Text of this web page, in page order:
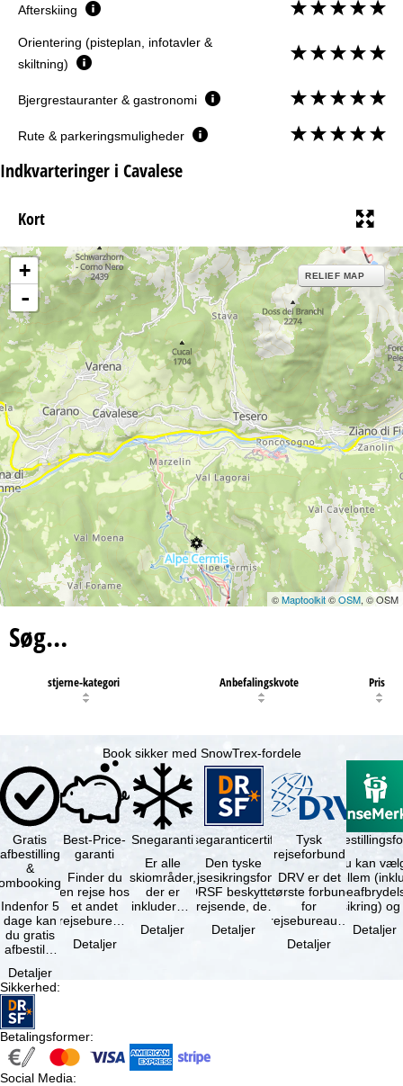
Afterskiing
Orientering (pisteplan, infotavler &
skiltning)
Bjergrestauranter & gastronomi
Rute & parkeringsmuligheder
Indkvarteringer i Cavalese
Kort
+
-
RELIEF MAP
©Maptoolkit©OSM, © OSM
Søg…
stjerne-kategori Anbefalingskvote Pris
Book sikker med SnowTrex-fordele
Gratis
afbestilling
&
Indenfor 5
dage kan
du gratis
afbestille
booking.
Det er
dog en …
Detaljer
Best-Price-
garanti
Finder du
en rejse hos
et andet
rejsebureau,
er billigere
Detaljer
Snegaranti
Er alle
skiområder,
der er
inkluderet i
bookede
Detaljer
Rejsegaranticertifikat
Den tyske
rejsesikringsfond
DRSF beskytter
rejsende, der
pakkerejse eller
Detaljer
Tysk
rejseforbund
DRV er det
største forbund
for
rejsebureauer
rejsearrangører
Detaljer
Du kan
mellem (inklusiv
Detaljer
Sikkerhed:
Betalingsformer:
Social Media: